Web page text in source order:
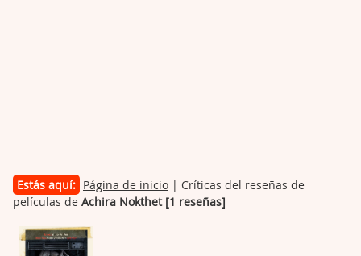
Estás aquí: Página de inicio | Críticas del reseñas de
películas de Achira Nokthet [1 reseñas]